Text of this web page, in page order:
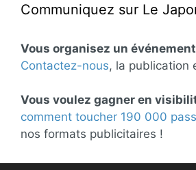
Communiquez sur Le
Vous organisez un
Contactez-nous, la publication
Vous voulez gagner en
comment toucher 190 000
nos formats publicitaires !